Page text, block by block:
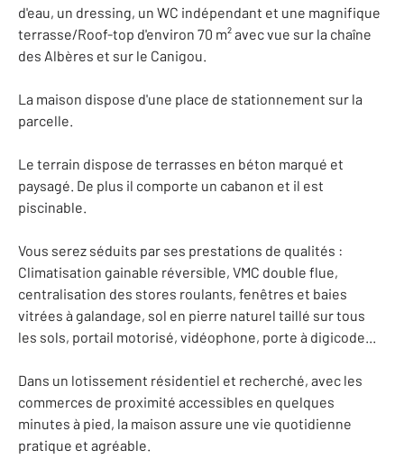
d'eau, un dressing, un WC indépendant et une magnifique
terrasse/Roof-top d'environ 70 m² avec vue sur la chaîne
des Albères et sur le Canigou.
La maison dispose d'une place de stationnement sur la
parcelle.
Le terrain dispose de terrasses en béton marqué et
paysagé. De plus il comporte un cabanon et il est
piscinable.
Vous serez séduits par ses prestations de qualités :
Climatisation gainable réversible, VMC double flue,
centralisation des stores roulants, fenêtres et baies
vitrées à galandage, sol en pierre naturel taillé sur tous
les sols, portail motorisé, vidéophone, porte à digicode...
Dans un lotissement résidentiel et recherché, avec les
commerces de proximité accessibles en quelques
minutes à pied, la maison assure une vie quotidienne
pratique et agréable.